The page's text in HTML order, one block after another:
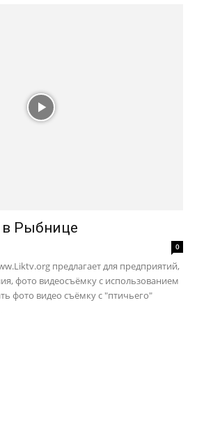
в Рыбнице
0
предлагает для предприятий,
фото видеосъёмку с использованием
фото видео съёмку с "птичьего"